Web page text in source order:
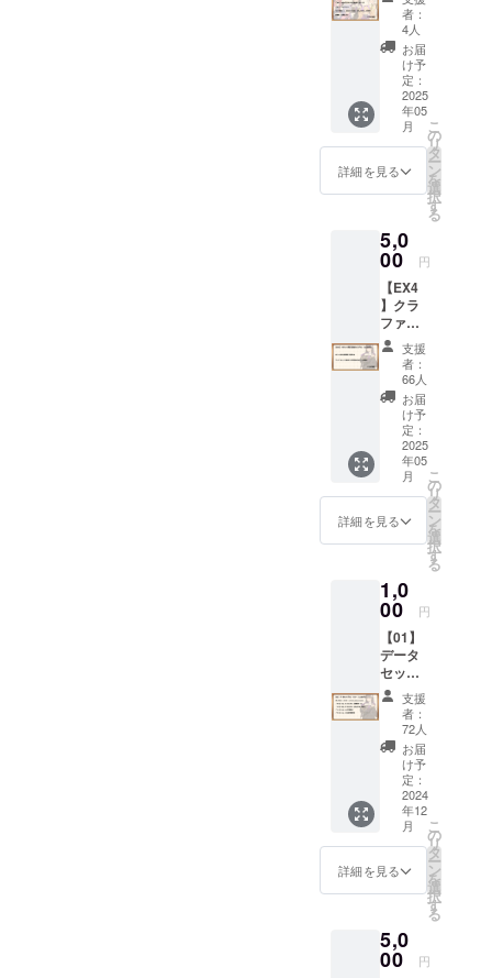
ンちゃ
ん」、
「クロ
ワちゃ
ん」か
らご希
望の
キャラ
をいず
れか１
同じも
ので
す。
（イラ
スト担
当：
microa
様）
せプラ
（60,00
0円） ■
以下の
特典す
べて ・
【EX1
】の
ビッグ
アクリ
員（5
人）分
・
【EX2
】のタ
ペスト
リー ※
セット
価格に
て、上
記全て
のコー
スへの
加入
（計
90,000
円）よ
（お名
前入
感謝状
に入れ
たいお
名前を
備考欄
にご記
入くだ
さい。
者：
4人
お届
け予
定：
2025
年05
月
詳細を見る
こ
の
リ
タ
ー
ン
を
選
択
す
る
5,0
00 円
【EX4
】クラ
ファン
限定追
加ボイ
スプラ
ン
（5,000
円） ■
クラウ
ドファ
ンディ
ング限
定追加
ボイス
者様へ
のリ
ターン
限定で
提供す
る、
「アン
ジーさ
ん」の
追加ボ
イス素
材詰め
合わせ
です。
（30種
類）
支援
者：
66人
お届
け予
定：
2025
年05
月
詳細を見る
こ
の
リ
タ
ー
ン
を
選
択
す
る
1,0
00 円
【01】
データ
セット
プラ
ン・ラ
イト
【デー
タセッ
ト・ラ
イト】
以下の
データ
のセッ
トをリ
ターン
いたし
ます。
■「アン
支援
者：
72人
お届
け予
定：
2024
年12
月
詳細を見る
こ
の
リ
タ
ー
ン
を
選
択
す
る
5,0
00 円